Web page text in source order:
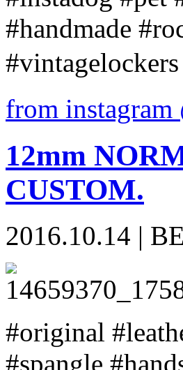
#handmade
from instagram
12mm
CUSTOM.
2016.10.14 |
#original
#spangle